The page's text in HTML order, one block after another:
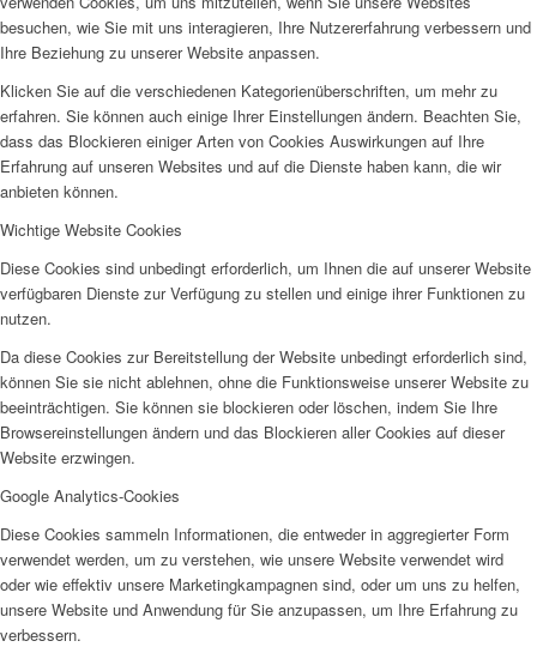
SPFH
Erziehungsbeistand
besuchen, wie Sie mit uns interagieren, Ihre Nutzererfahrung verbessern und
Ihre Beziehung zu unserer Website anpassen.
Klicken Sie auf die verschiedenen Kategorienüberschriften, um mehr zu
erfahren. Sie können auch einige Ihrer Einstellungen ändern. Beachten Sie,
dass das Blockieren einiger Arten von Cookies Auswirkungen auf Ihre
Erfahrung auf unseren Websites und auf die Dienste haben kann, die wir
anbieten können.
Wichtige Website Cookies
Diese Cookies sind unbedingt erforderlich, um Ihnen die auf unserer Website
verfügbaren Dienste zur Verfügung zu stellen und einige ihrer Funktionen zu
nutzen.
Da diese Cookies zur Bereitstellung der Website unbedingt erforderlich sind,
können Sie sie nicht ablehnen, ohne die Funktionsweise unserer Website zu
beeinträchtigen. Sie können sie blockieren oder löschen, indem Sie Ihre
Browsereinstellungen ändern und das Blockieren aller Cookies auf dieser
Website erzwingen.
Google Analytics-Cookies
Diese Cookies sammeln Informationen, die entweder in aggregierter Form
verwendet werden, um zu verstehen, wie unsere Website verwendet wird
oder wie effektiv unsere Marketingkampagnen sind, oder um uns zu helfen,
unsere Website und Anwendung für Sie anzupassen, um Ihre Erfahrung zu
verbessern.